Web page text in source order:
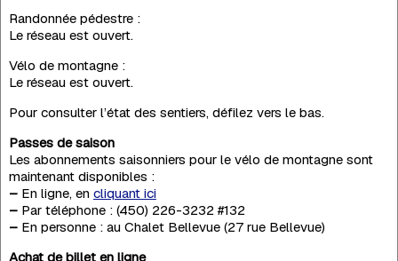
Randonnée pédestre :
Le réseau est ouvert.
Vélo de montagne :
Le réseau est ouvert.
Pour consulter l’état des sentiers, défilez vers le bas.
Passes de saison
Les abonnements saisonniers pour le vélo de montagne sont
maintenant disponibles :
–En ligne, en cliquant ici
–Par téléphone : (450) 226-3232 #132
–En personne : au Chalet Bellevue (27 rue Bellevue)
Achat de billet en ligne